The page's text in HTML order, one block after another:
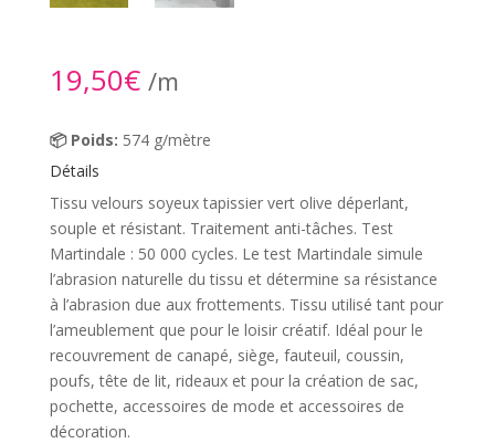
19,50€ /m
📦 Poids: 574 g/mètre
Détails
Tissu velours soyeux tapissier vert olive déperlant,
souple et résistant. Traitement anti-tâches. Test
Martindale : 50 000 cycles. Le test Martindale simule
l’abrasion naturelle du tissu et détermine sa résistance
à l’abrasion due aux frottements. Tissu utilisé tant pour
l’ameublement que pour le loisir créatif. Idéal pour le
recouvrement de canapé, siège, fauteuil, coussin,
poufs, tête de lit, rideaux et pour la création de sac,
pochette, accessoires de mode et accessoires de
décoration.